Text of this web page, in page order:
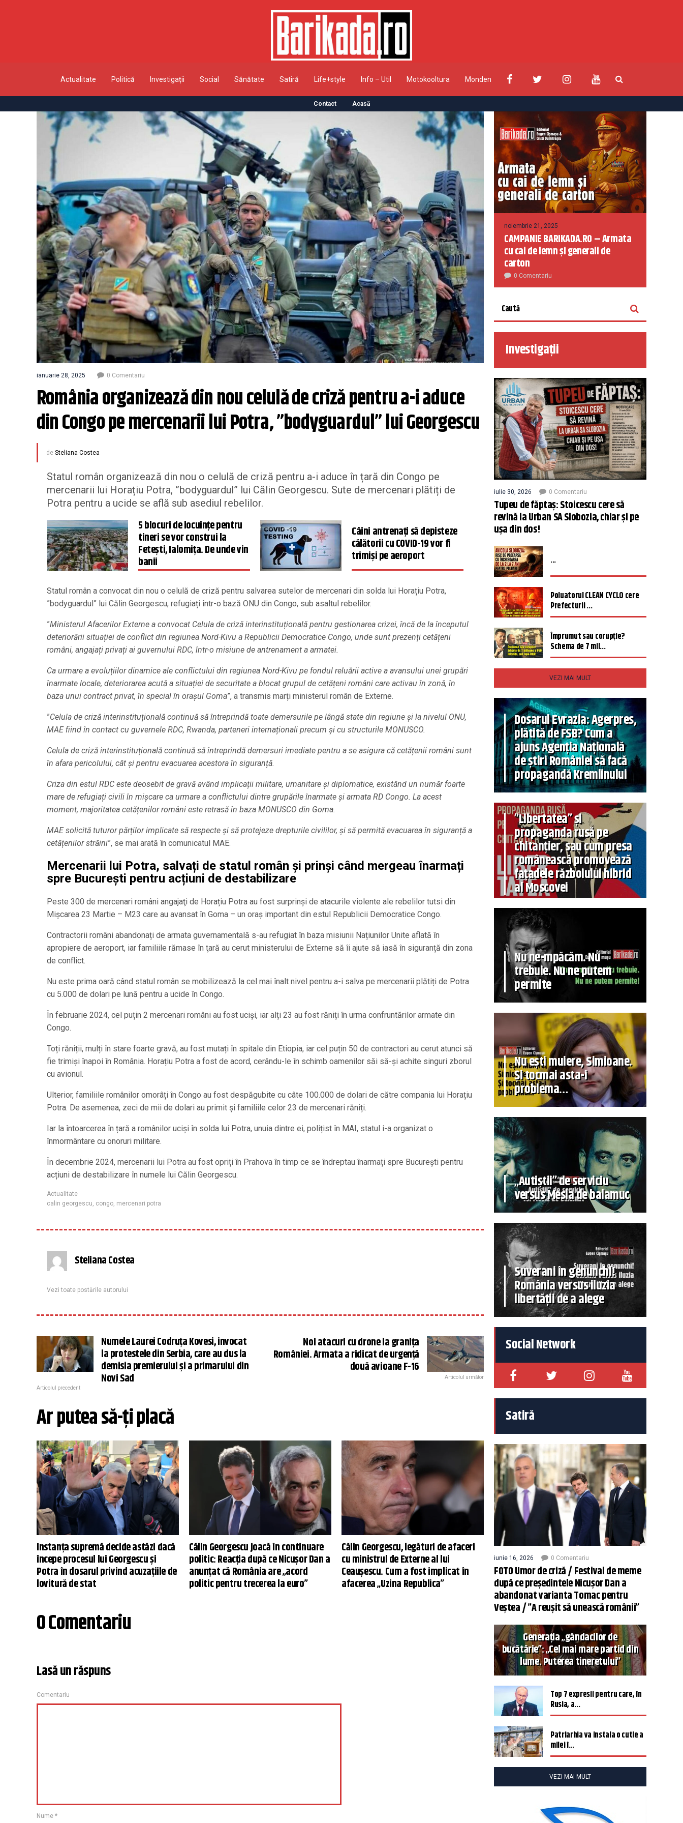
Actualitate Politică Investigații Social Sănătate Satiră Life+style Info – Util Motokooltura Monden
Contact Acasă
ianuarie 28, 2025 0 Comentariu
România organizează din nou celulă de criză pentru a-i aduce
din Congo pe mercenarii lui Potra, ”bodyguardul” lui Georgescu
de Steliana Costea
Statul român organizează din nou o celulă de criză pentru a-i aduce în țară din Congo pe
mercenarii lui Horațiu Potra, ”bodyguardul” lui Călin Georgescu. Sute de mercenari plătiți de
Potra pentru a ucide se află sub asediul rebelilor.
5 blocuri de locuinţe pentru
tineri se vor construi la
Feteşti, Ialomița. De unde vin
banii
Câini antrenați să depisteze
călătorii cu COVID-19 vor fi
trimiși pe aeroport
Statul român a convocat din nou o celulă de criză pentru salvarea sutelor de mercenari din solda lui Horațiu Potra,
”bodyguardul” lui Călin Georgescu, refugiați într-o bază ONU din Congo, sub asaltul rebelilor.
”Ministerul Afacerilor Externe a convocat Celula de criză interinstituțională pentru gestionarea crizei, încă de la începutul
deteriorării situației de conflict din regiunea Nord-Kivu a Republicii Democratice Congo, unde sunt prezenți cetățeni
români, angajați privați ai guvernului RDC, într-o misiune de antrenament a armatei.
Ca urmare a evoluțiilor dinamice ale conflictului din regiunea Nord-Kivu pe fondul reluării active a avansului unei grupări
înarmate locale, deteriorarea acută a situației de securitate a blocat grupul de cetățeni români care activau în zonă, în
baza unui contract privat, în special în orașul Goma”, a transmis marți ministerul român de Externe.
”Celula de criză interinstituțională continuă să întreprindă toate demersurile pe lângă state din regiune și la nivelul ONU,
MAE fiind în contact cu guvernele RDC, Rwanda, parteneri internaționali precum și cu structurile MONUSCO.
Celula de criză interinstituțională continuă să întreprindă demersuri imediate pentru a se asigura că cetățenii români sunt
în afara pericolului, cât și pentru evacuarea acestora în siguranță.
Criza din estul RDC este deosebit de gravă având implicații militare, umanitare și diplomatice, existând un număr foarte
mare de refugiați civili în mișcare ca urmare a conflictului dintre grupările înarmate și armata RD Congo. La acest
moment, majoritatea cetățenilor români este retrasă în baza MONUSCO din Goma.
MAE solicită tuturor părților implicate să respecte și să protejeze drepturile civililor, și să permită evacuarea în siguranță a
cetățenilor străini”, se mai arată în comunicatul MAE.
Mercenarii lui Potra, salvați de statul român și prinși când mergeau înarmați
spre București pentru acțiuni de destabilizare
Peste 300 de mercenari români angajaţi de Horațiu Potra au fost surprinși de atacurile violente ale rebelilor tutsi din
Mișcarea 23 Martie – M23 care au avansat în Goma – un oraș important din estul Republicii Democratice Congo.
Contractorii români abandonați de armata guvernamentală s-au refugiat în baza misiunii Națiunilor Unite aflată în
apropiere de aeroport, iar familiile rămase în ţară au cerut ministerului de Externe să îi ajute să iasă în siguranță din zona
de conflict.
Nu este prima oară când statul român se mobilizează la cel mai înalt nivel pentru a-i salva pe mercenarii plătiți de Potra
cu 5.000 de dolari pe lună pentru a ucide în Congo.
În februarie 2024, cel puțin 2 mercenari români au fost uciși, iar alți 23 au fost răniți în urma confruntărilor armate din
Congo.
Toți răniții, mulți în stare foarte gravă, au fost mutați în spitale din Etiopia, iar cel puțin 50 de contractori au cerut atunci să
fie trimiși înapoi în România. Horațiu Potra a fost de acord, cerându-le în schimb oamenilor săi să-și achite singuri zborul
cu avionul.
Ulterior, familiile românilor omorâți în Congo au fost despăgubite cu câte 100.000 de dolari de către compania lui Horațiu
Potra. De asemenea, zeci de mii de dolari au primit și familiile celor 23 de mercenari răniți.
Iar la întoarcerea în țară a românilor uciși în solda lui Potra, unuia dintre ei, polițist în MAI, statul i-a organizat o
înmormântare cu onoruri militare.
În decembrie 2024, mercenarii lui Potra au fost opriți în Prahova în timp ce se îndreptau înarmați spre București pentru
acțiuni de destabilizare în numele lui Călin Georgescu.
Actualitate
calin georgescu, congo, mercenari potra
Steliana Costea
Vezi toate postările autorului
Numele Laurei Codruța Kovesi, invocat
la protestele din Serbia, care au dus la
demisia premierului și a primarului din
Novi Sad
Articolul precedent
Noi atacuri cu drone la granița
României. Armata a ridicat de urgență
două avioane F-16
Articolul următor
Ar putea să-ți placă
Instanța supremă decide astăzi dacă
începe procesul lui Georgescu și
Potra în dosarul privind acuzațiile de
lovitură de stat
Călin Georgescu joacă în continuare
politic: Reacția după ce Nicușor Dan a
anunțat că România are „acord
politic pentru trecerea la euro”
Călin Georgescu, legături de afaceri
cu ministrul de Externe al lui
Ceaușescu. Cum a fost implicat în
afacerea „Uzina Republica”
0 Comentariu
Lasă un răspuns
Comentariu
Nume *
noiembrie 21, 2025
CAMPANIE BARIKADA.RO – Armata
cu cai de lemn și generali de
carton
0 Comentariu
Investigații
iulie 30, 2026 0 Comentariu
Tupeu de făptaș: Stoicescu cere să
revină la Urban SA Slobozia, chiar și pe
ușa din dos!
...
Poluatorul CLEAN CYCLO cere
Prefecturii ...
Împrumut sau corupție?
Schema de 7 mil...
VEZI MAI MULT
Dosarul Evrazia: Agerpres,
plătită de FSB? Cum a
ajuns Agenția Națională
de știri României să facă
propagandă Kremlinului
”Libertatea” și
propaganda rusă pe
chitanțier, sau cum presa
românească promovează
fațadele războiului hibrid
al Moscovei
Nu ne-mpăcăm. Nu
trebuie. Nu ne putem
permite
Nu ești muiere, Simioane.
Și tocmai asta-i
problema…
„Autiștii” de serviciu
versus Mesia de balamuc
Suverani în genunchi!
România versus iluzia
libertății de a alege
Social Network
Satiră
iunie 16, 2026 0 Comentariu
FOTO Umor de criză / Festival de meme
după ce președintele Nicușor Dan a
abandonat varianta Tomac pentru
Veștea / ”A reușit să unească românii”
Generația „gândacilor de
bucătărie”: „Cel mai mare partid din
lume. Puterea tineretului”
Top 7 expresii pentru care, în
Rusia, a...
Patriarhia va instala o cutie a
milei î...
VEZI MAI MULT